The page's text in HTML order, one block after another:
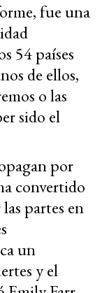
fue una
54 países
de ellos,
o las
sido el
por
convertido
partes en
un
y el